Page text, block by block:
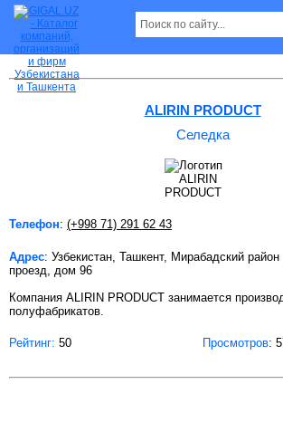
Селедка в Ташкенте
ALIRIN PRODUCT
Селедка
Телефон: (+998 71) 291 62 43
Адрес: Узбекистан, Ташкент, Мирабадский
проезд, дом 96
Компания ALIRIN PRODUCT занимается
полуфабрикатов.
Рейтинг: 50 Просмотров: